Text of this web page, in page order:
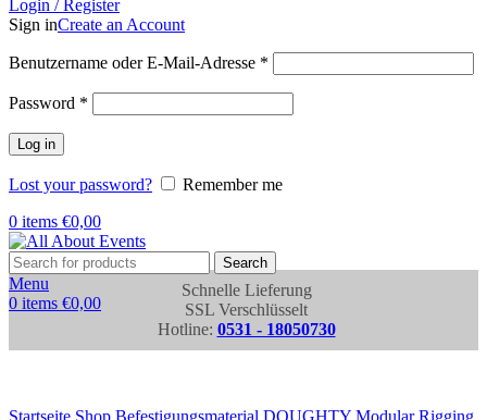
Login / Register
Sign inCreate an Account
Benutzername oder E-Mail-Adresse *
Password *
Log in
Lost your password?
Remember me
0 items €0,00
Search
Menu
0 items €0,00
Schnelle Lieferung
SSL Verschlüsselt
Hotline: 0531 - 18050730
Startseite Shop Befestigungsmaterial DOUGHTY Modular Rigging